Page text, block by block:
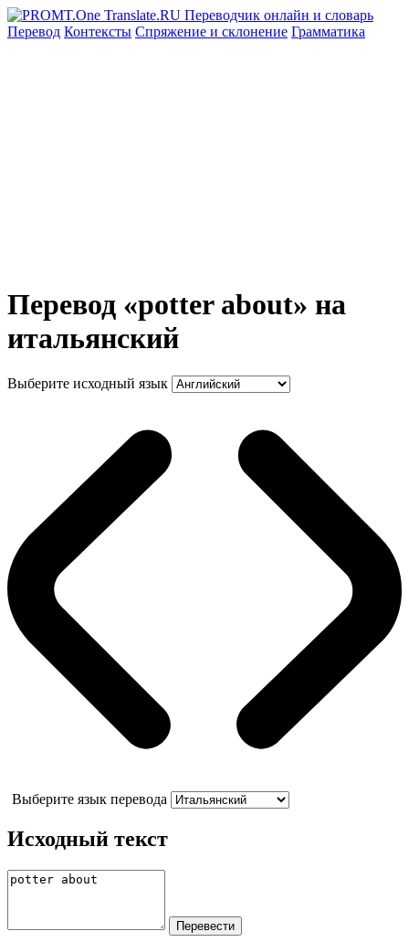
Перевод Контексты Спряжение и склонение Грамматика
Перевод «potter about» на
итальянский
Выберите исходный язык
Выберите язык перевода
Исходный текст